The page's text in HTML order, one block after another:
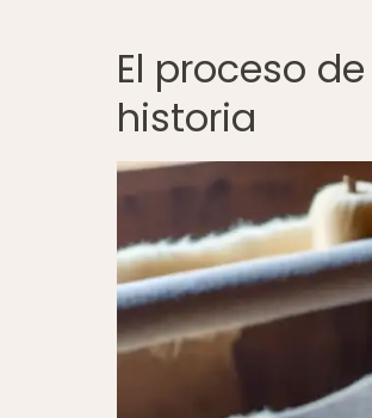
El proceso
historia